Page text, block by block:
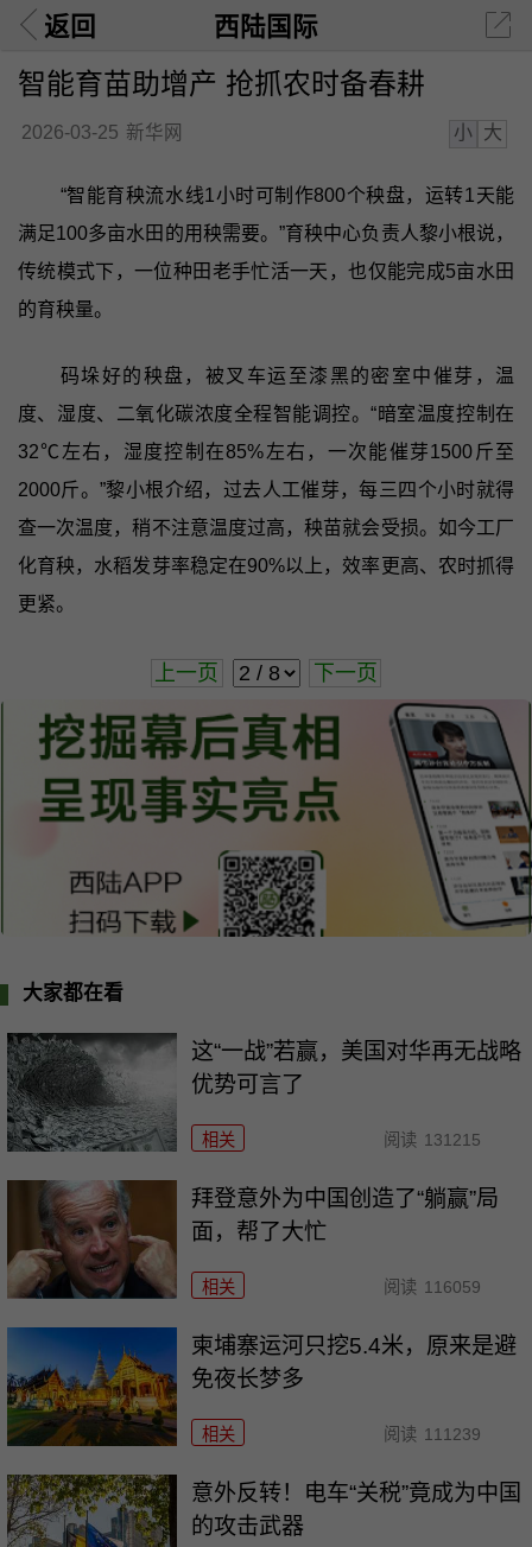
返回 西陆国际
智能育苗助增产 抢抓农时备春耕
2026-03-25 新华网 小 大
“智能育秧流水线1小时可制作800个秧盘，运转1天能
满足100多亩水田的用秧需要。”育秧中心负责人黎小根说，
传统模式下，一位种田老手忙活一天，也仅能完成5亩水田
的育秧量。
码垛好的秧盘，被叉车运至漆黑的密室中催芽，温
度、湿度、二氧化碳浓度全程智能调控。“暗室温度控制在
32℃左右，湿度控制在85%左右，一次能催芽1500斤至
2000斤。”黎小根介绍，过去人工催芽，每三四个小时就得
查一次温度，稍不注意温度过高，秧苗就会受损。如今工厂
化育秧，水稻发芽率稳定在90%以上，效率更高、农时抓得
更紧。
上一页 下一页
大家都在看
这“一战”若赢，美国对华再无战略
优势可言了
相关 阅读 131215
拜登意外为中国创造了“躺赢”局
面，帮了大忙
相关 阅读 116059
柬埔寨运河只挖5.4米，原来是避
免夜长梦多
相关 阅读 111239
意外反转！电车“关税”竟成为中国
的攻击武器